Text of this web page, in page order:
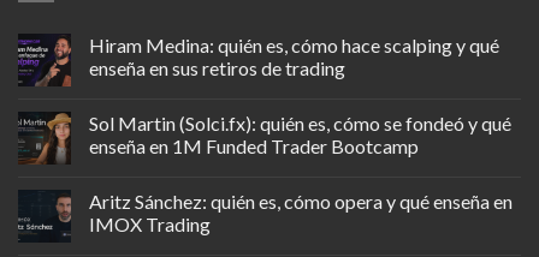
Hiram Medina: quién es, cómo hace scalping y qué
enseña en sus retiros de trading
Sol Martin (Solci.fx): quién es, cómo se fondeó y qué
enseña en 1M Funded Trader Bootcamp
Aritz Sánchez: quién es, cómo opera y qué enseña en
IMOX Trading